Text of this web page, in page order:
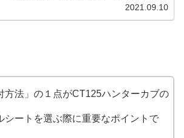
で、CT125ハンターカブの延長キャリアの選び方とおすす
2021.09.10
方法」の１点がCT125ハンターカブの
シートを選ぶ際に重要なポイントで